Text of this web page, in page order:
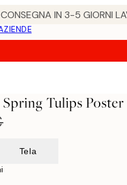
IN 3-5 GIORNI
Tulips Poster
Tela